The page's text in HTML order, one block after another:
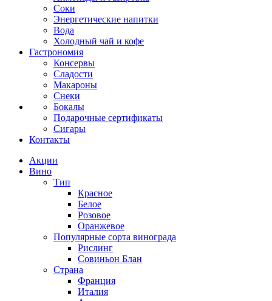
Соки
Энергетические напитки
Вода
Холодный чай и кофе
Гастрономия
Консервы
Сладости
Макароны
Снеки
Бокалы
Подарочные сертификаты
Сигары
Контакты
Акции
Вино
Тип
Красное
Белое
Розовое
Оранжевое
Популярные сорта винограда
Рислинг
Совиньон Блан
Страна
Франция
Италия